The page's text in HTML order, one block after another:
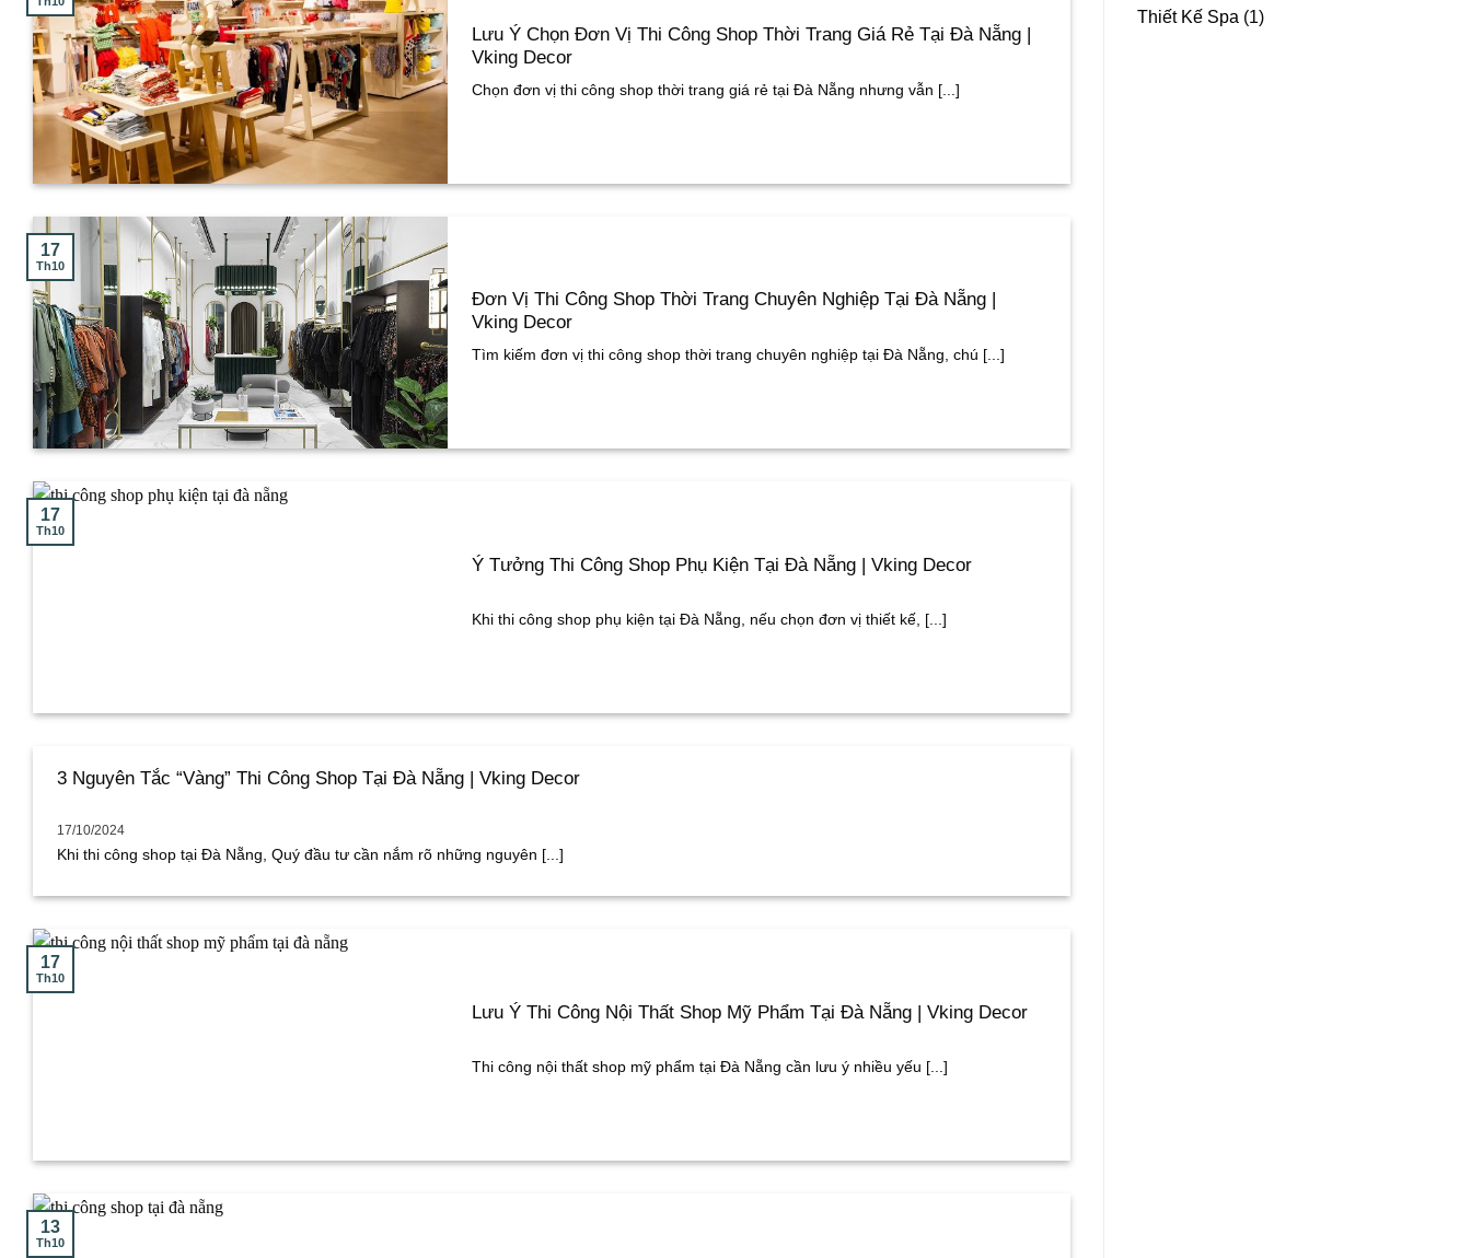
Lưu Ý Chọn Đơn Vị Thi Công Shop Thời Trang Giá Rẻ Tại Đà Nẵng |
Vking Decor
Chọn đơn vị thi công shop thời trang giá rẻ tại Đà Nẵng nhưng vẫn [...]
Đơn Vị Thi Công Shop Thời Trang Chuyên Nghiệp Tại Đà Nẵng |
Vking Decor
Tìm kiếm đơn vị thi công shop thời trang chuyên nghiệp tại Đà Nẵng, chú [...]
17
Th10
Ý Tưởng Thi Công Shop Phụ Kiện Tại Đà Nẵng | Vking Decor
Khi thi công shop phụ kiện tại Đà Nẵng, nếu chọn đơn vị thiết kế, [...]
17
Th10
3 Nguyên Tắc “Vàng” Thi Công Shop Tại Đà Nẵng | Vking Decor
17/10/2024
Khi thi công shop tại Đà Nẵng, Quý đầu tư cần nắm rõ những nguyên [...]
Lưu Ý Thi Công Nội Thất Shop Mỹ Phẩm Tại Đà Nẵng | Vking Decor
Thi công nội thất shop mỹ phẩm tại Đà Nẵng cần lưu ý nhiều yếu [...]
17
Th10
13
Th10
Thiết Kế Spa (1)